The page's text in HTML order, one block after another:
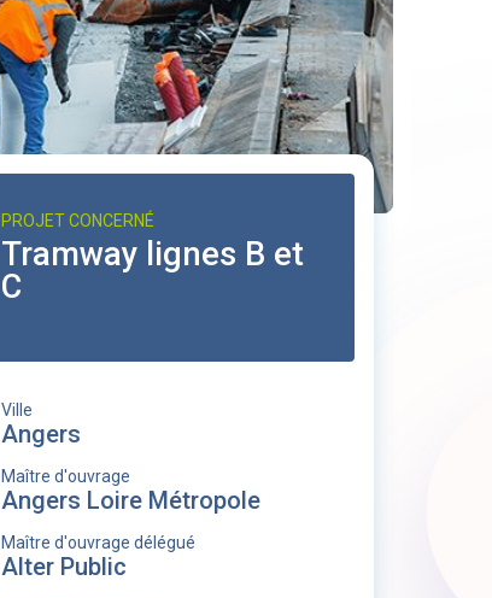
PROJET CONCERNÉ
Tramway lignes B et
C
Ville
Angers
Maître d'ouvrage
Angers Loire Métropole
Maître d'ouvrage délégué
Alter Public